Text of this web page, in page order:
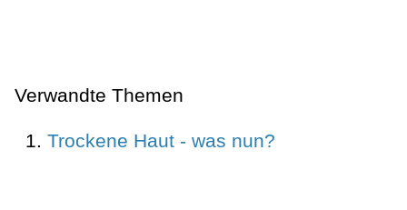
Verwandte Themen
Trockene Haut - was nun?